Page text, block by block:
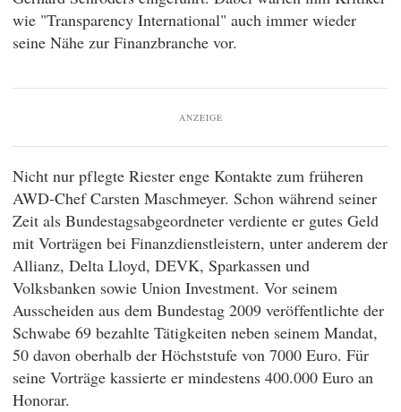
wie "Transparency International" auch immer wieder
seine Nähe zur Finanzbranche vor.
ANZEIGE
Nicht nur pflegte Riester enge Kontakte zum früheren
AWD-Chef Carsten Maschmeyer. Schon während seiner
Zeit als Bundestagsabgeordneter verdiente er gutes Geld
mit Vorträgen bei Finanzdienstleistern, unter anderem der
Allianz, Delta Lloyd, DEVK, Sparkassen und
Volksbanken sowie Union Investment. Vor seinem
Ausscheiden aus dem Bundestag 2009 veröffentlichte der
Schwabe 69 bezahlte Tätigkeiten neben seinem Mandat,
50 davon oberhalb der Höchststufe von 7000 Euro. Für
seine Vorträge kassierte er mindestens 400.000 Euro an
Honorar.